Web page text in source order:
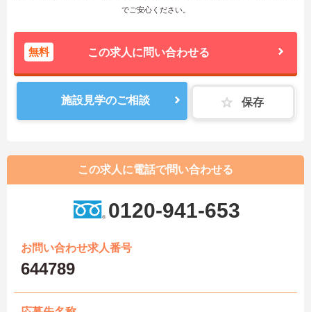
でご安心ください。
無料 この求人に問い合わせる
施設見学のご相談 保存
この求人に電話で問い合わせる
0120-941-653
お問い合わせ求人番号
644789